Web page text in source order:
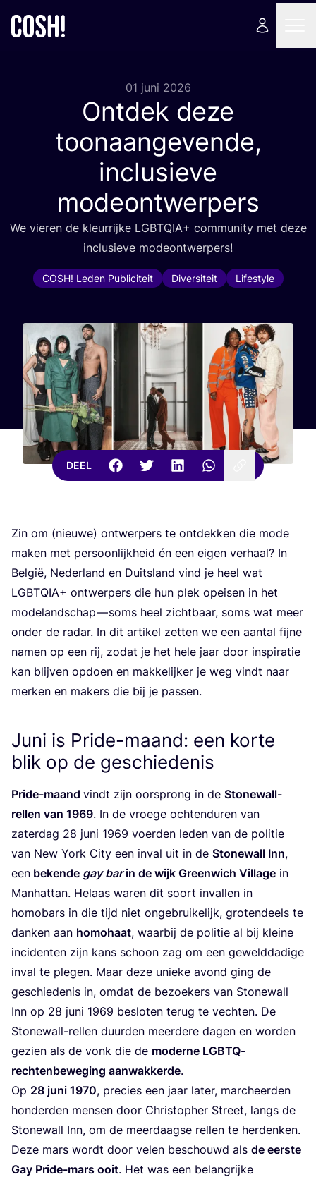
01 juni 2026
Ontdek deze
toonaangevende,
inclusieve
modeontwerpers
We vie­ren de kleur­rij­ke LGBTQIA+ com­mu­ni­ty met deze
inclu­sie­ve modeontwerpers!
COSH! Leden Publiciteit Diversiteit Lifestyle
DEEL
Zin om (nieu­we) ont­wer­pers te ont­dek­ken die mode
maken met per­soon­lijk­heid én een eigen ver­haal? In
Bel­gië, Neder­land en Duits­land vind je heel wat
LGBTQIA+ ont­wer­pers die hun plek opei­sen in het
mode­land­schap — soms heel zicht­baar, soms wat meer
onder de radar. In dit arti­kel zet­ten we een aan­tal fij­ne
namen op een rij, zodat je het hele jaar door inspi­ra­tie
kan blij­ven opdoen en mak­ke­lij­ker je weg vindt naar
mer­ken en makers die bij je passen.
Juni is Pride-maand: een korte
blik op de geschiedenis
Pri­de-maand vindt zijn oor­sprong in de Sto­ne­wall-
rel­len van 1969. In de vroe­ge och­tend­uren van
zater­dag 28 juni 1969 voer­den leden van de poli­tie
van New York City een inval uit in de Sto­ne­wall Inn,
een beken­de gay barin de wijk Green­wich Vil­la­ge in
Man­hat­tan. Helaas waren dit soort inval­len in
homo­bars in die tijd niet onge­brui­ke­lijk, gro­ten­deels te
dan­ken aan homo­haat, waar­bij de poli­tie al bij klei­ne
inci­den­ten zijn kans schoon zag om een geweld­da­di­ge
inval te ple­gen. Maar deze unie­ke avond ging de
geschie­de­nis in, omdat de bezoe­kers van Sto­ne­wall
Inn op 28 juni 1969 beslo­ten terug te vech­ten. De
Sto­ne­wall-rel­len duur­den meer­de­re dagen en wor­den
gezien als de vonk die de moder­ne LGBTQ-
rech­ten­be­we­ging aan­wak­ker­de.
Op 28 juni 1970, pre­cies een jaar later, mar­cheer­den
hon­der­den men­sen door Chris­top­her Street, langs de
Sto­ne­wall Inn, om de meer­daag­se rel­len te her­den­ken.
Deze mars wordt door velen beschouwd als de eer­ste
Gay Pri­de-mars ooit. Het was een belang­rij­ke